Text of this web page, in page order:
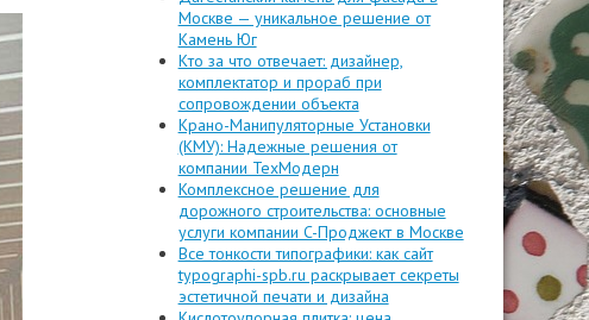
Москве — уникальное решение от
Камень Юг
Кто за что отвечает: дизайнер,
комплектатор и прораб при
сопровождении объекта
Крано-Манипуляторные Установки
(КМУ): Надежные решения от
компании ТехМодерн
Комплексное решение для
дорожного строительства: основные
услуги компании C-Проджект в Москве
Все тонкости типографики: как сайт
typographi-spb.ru раскрывает секреты
эстетичной печати и дизайна